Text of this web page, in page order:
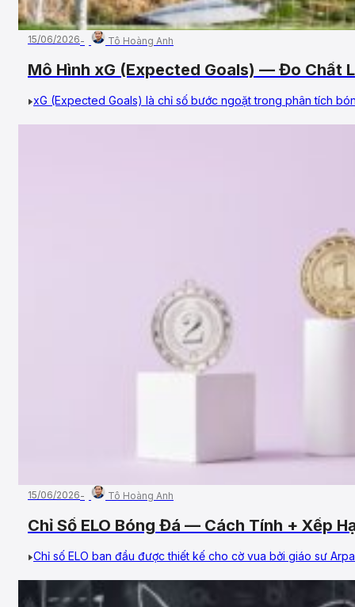
15/06/2026 Tô Hoàng Anh
Mô Hình xG (Expected Goals) — Đo Chất
xG (Expected Goals) là chỉ số bước ngoặt trong phân tích
15/06/2026 Tô Hoàng Anh
Chỉ Số ELO Bóng Đá — Cách Tính + Xếp
Chỉ số ELO ban đầu được thiết kế cho cờ vua bởi giáo sư